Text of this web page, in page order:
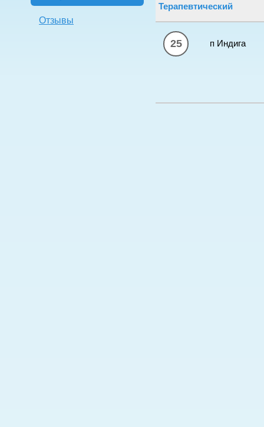
Отзывы
Терапевтический
25 п Индига